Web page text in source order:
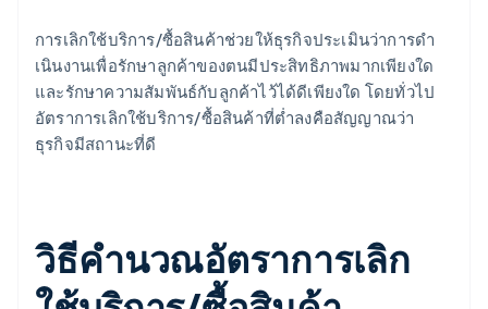
การเลิกใช้บริการ/ซื้อสินค้าช่วยให้ธุรกิจประเมินว่าการดํา
เนินงานเพื่อรักษาลูกค้าของตนมีประสิทธิภาพมากเพียงใด
และรักษาความสัมพันธ์กับลูกค้าไว้ได้ดีเพียงใด โดยทั่วไป
อัตราการเลิกใช้บริการ/ซื้อสินค้าที่ต่ำลงคือสัญญาณว่า
ธุรกิจมีสถานะที่ดี
วิธีคํานวณอัตราการเลิก